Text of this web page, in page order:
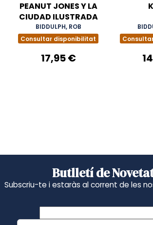
PEANUT JONES Y LA
CIUDAD ILUSTRADA
BIDDULPH, ROB
Consultar disponibilitat
17,95 €
Butlletí de
Subscriu-te i estaràs al corrent de les